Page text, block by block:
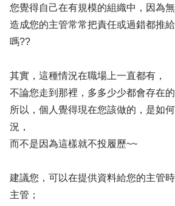
您覺得自己在有規模的組織中，因為無
造成您的主管常常把責任或過錯都推
嗎??
其實，這種情況在職場上一直都有，
不論您走到那裡，多多少少都會存在
所以，個人覺得現在您該做的，是如
況，
而不是因為這樣就不投履歷~~
建議您，可以在提供資料給您的主管
主管；